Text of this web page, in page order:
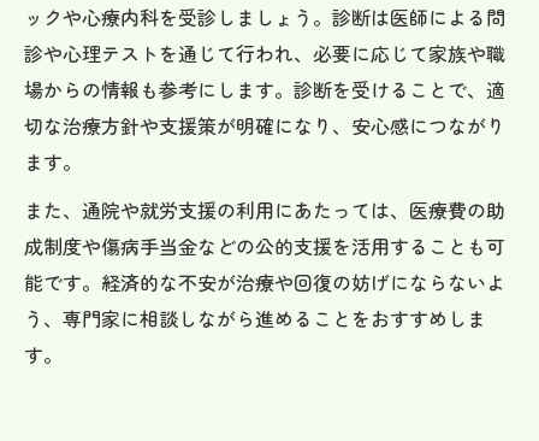
ックや心療内科を受診しましょう。診断は医師による問
診や心理テストを通じて行われ、必要に応じて家族や職
場からの情報も参考にします。診断を受けることで、適
切な治療方針や支援策が明確になり、安心感につながり
ます。
また、通院や就労支援の利用にあたっては、医療費の助
成制度や傷病手当金などの公的支援を活用することも可
能です。経済的な不安が治療や回復の妨げにならないよ
う、専門家に相談しながら進めることをおすすめしま
す。